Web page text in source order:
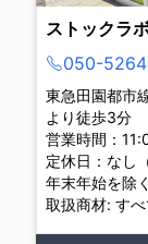
ストックラ
050-
東急田園都市
より徒歩3分
営業時間：
定休日：なし
年末年始を除く
取扱商材: すべ